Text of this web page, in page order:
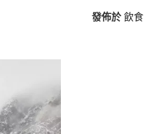
發佈於 飲食